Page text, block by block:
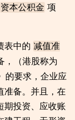
资本公积金 项
表中的 减值准
，（港股称为
的要求，企业应
准备。并且，在
期投资、应收账